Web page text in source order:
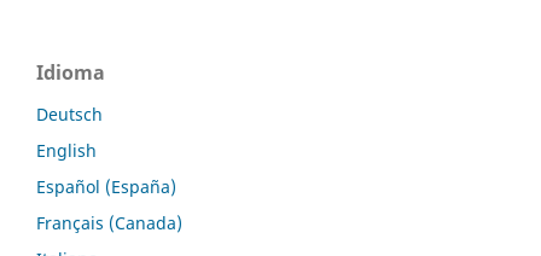
Idioma
Deutsch
English
Español (España)
Français (Canada)